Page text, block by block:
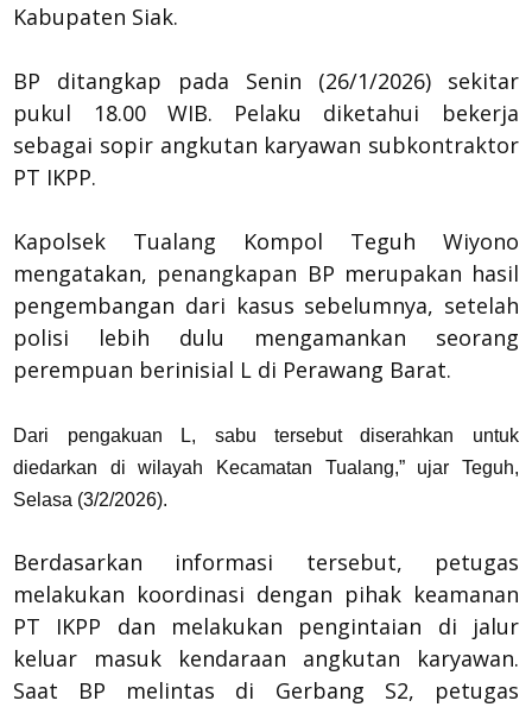
Kabupaten Siak.
BP ditangkap pada Senin (26/1/2026) sekitar
pukul 18.00 WIB. Pelaku diketahui bekerja
sebagai sopir angkutan karyawan subkontraktor
PT IKPP.
Kapolsek Tualang Kompol Teguh Wiyono
mengatakan, penangkapan BP merupakan hasil
pengembangan dari kasus sebelumnya, setelah
polisi lebih dulu mengamankan seorang
perempuan berinisial L di Perawang Barat.
Dari pengakuan L, sabu tersebut diserahkan untuk
diedarkan di wilayah Kecamatan Tualang,” ujar Teguh,
Selasa (3/2/2026).
Berdasarkan informasi tersebut, petugas
melakukan koordinasi dengan pihak keamanan
PT IKPP dan melakukan pengintaian di jalur
keluar masuk kendaraan angkutan karyawan.
Saat BP melintas di Gerbang S2, petugas